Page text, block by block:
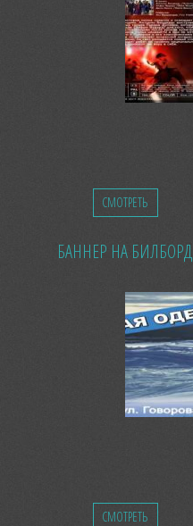
СМОТРЕТЬ
БАННЕР НА БИЛБОРД
СМОТРЕТЬ